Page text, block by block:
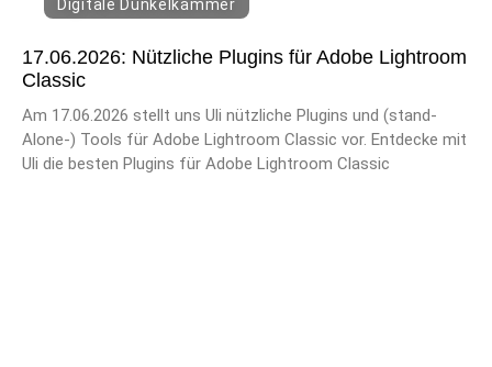
Digitale Dunkelkammer
17.06.2026: Nützliche Plugins für Adobe Lightroom
Classic
Am 17.06.2026 stellt uns Uli nützliche Plugins und (stand-
Alone-) Tools für Adobe Lightroom Classic vor. Entdecke mit
Uli die besten Plugins für Adobe Lightroom Classic